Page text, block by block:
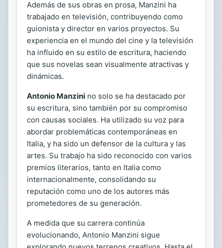
Además de sus obras en prosa, Manzini ha
trabajado en televisión, contribuyendo como
guionista y director en varios proyectos. Su
experiencia en el mundo del cine y la televisión
ha influido en su estilo de escritura, haciendo
que sus novelas sean visualmente atractivas y
dinámicas.
Antonio Manzini no solo se ha destacado por
su escritura, sino también por su compromiso
con causas sociales. Ha utilizado su voz para
abordar problemáticas contemporáneas en
Italia, y ha sido un defensor de la cultura y las
artes. Su trabajo ha sido reconocido con varios
premios literarios, tanto en Italia como
internacionalmente, consolidando su
reputación como uno de los autores más
prometedores de su generación.
A medida que su carrera continúa
evolucionando, Antonio Manzini sigue